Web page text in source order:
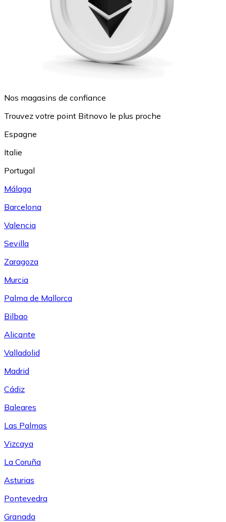
Nos magasins de confiance
Trouvez votre point Bitnovo le plus proche
Espagne
Italie
Portugal
Málaga
Barcelona
Valencia
Sevilla
Zaragoza
Murcia
Palma de Mallorca
Bilbao
Alicante
Valladolid
Madrid
Cádiz
Baleares
Las Palmas
Vizcaya
La Coruña
Asturias
Pontevedra
Granada